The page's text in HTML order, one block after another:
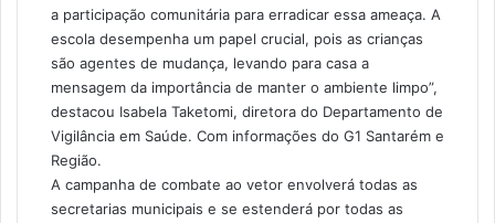
a participação comunitária para erradicar essa ameaça. A
escola desempenha um papel crucial, pois as crianças
são agentes de mudança, levando para casa a
mensagem da importância de manter o ambiente limpo”,
destacou Isabela Taketomi, diretora do Departamento de
Vigilância em Saúde. Com informações do G1 Santarém e
Região.
A campanha de combate ao vetor envolverá todas as
secretarias municipais e se estenderá por todas as